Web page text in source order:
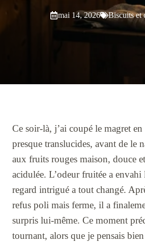
mai 14, 2026 Biscuits et
Ce soir-là, j’ai coupé le magret en
presque translucides, avant de le
aux fruits rouges maison, douce
acidulée. L’odeur fruitée a envahi
regard intrigué a tout changé.
refus poli mais ferme, il a
surpris lui-même. Ce moment
tournant, alors que je pensais